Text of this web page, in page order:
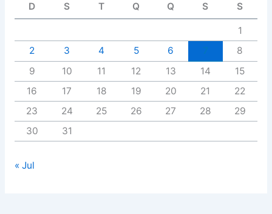
D S T Q Q S S
1
2
3 4 5 6
8
9
10 11 12 13 14
15
16
17 18 19 20 21
22
23
24 25 26 27 28
29
30
31
« Jul